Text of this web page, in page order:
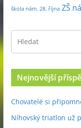
škola nám. 28. října ZŠ
Nejnovější
Chovatelé si
Níhovský triatlon už